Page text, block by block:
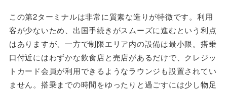
この第2ターミナルは非常に質素な造りが特徴です。利用
客が少ないため、出国手続きがスムーズに進むという利点
はありますが、一方で制限エリア内の設備は最小限。搭乗
口付近にはわずかな飲食店と売店があるだけで、クレジッ
トカード会員が利用できるようなラウンジも設置されてい
ません。搭乗までの時間をゆったりと過ごすには少し物足